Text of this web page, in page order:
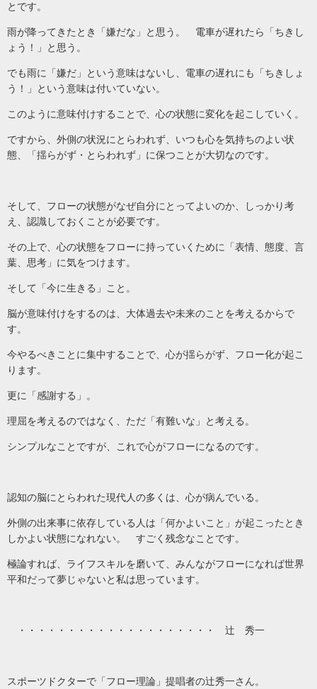
とです。
雨が降ってきたとき「嫌だな」と思う。 電車が遅れたら「ちきし
ょう！」と思う。
でも雨に「嫌だ」という意味はないし、電車の遅れにも「ちきしょ
う！」という意味は付いていない。
このように意味付けすることで、心の状態に変化を起こしていく。
ですから、外側の状況にとらわれず、いつも心を気持ちのよい状
態、「揺らがず・とらわれず」に保つことが大切なのです。
そして、フローの状態がなぜ自分にとってよいのか、しっかり考
え、認識しておくことが必要です。
その上で、心の状態をフローに持っていくために「表情、態度、言
葉、思考」に気をつけます。
そして「今に生きる」こと。
脳が意味付けをするのは、大体過去や未来のことを考えるからで
す。
今やるべきことに集中することで、心が揺らがず、フロー化が起こ
ります。
更に「感謝する」。
理屈を考えるのではなく、ただ「有難いな」と考える。
シンプルなことですが、これで心がフローになるのです。
認知の脳にとらわれた現代人の多くは、心が病んでいる。
外側の出来事に依存している人は「何かよいこと」が起こったとき
しかよい状態になれない。 すごく残念なことです。
極論すれば、ライフスキルを磨いて、みんながフローになれば世界
平和だって夢じゃないと私は思っています。
・・・・・・・・・・・・・・・・・・・・ 辻 秀一
スポーツドクターで「フロー理論」提唱者の辻秀一さん。